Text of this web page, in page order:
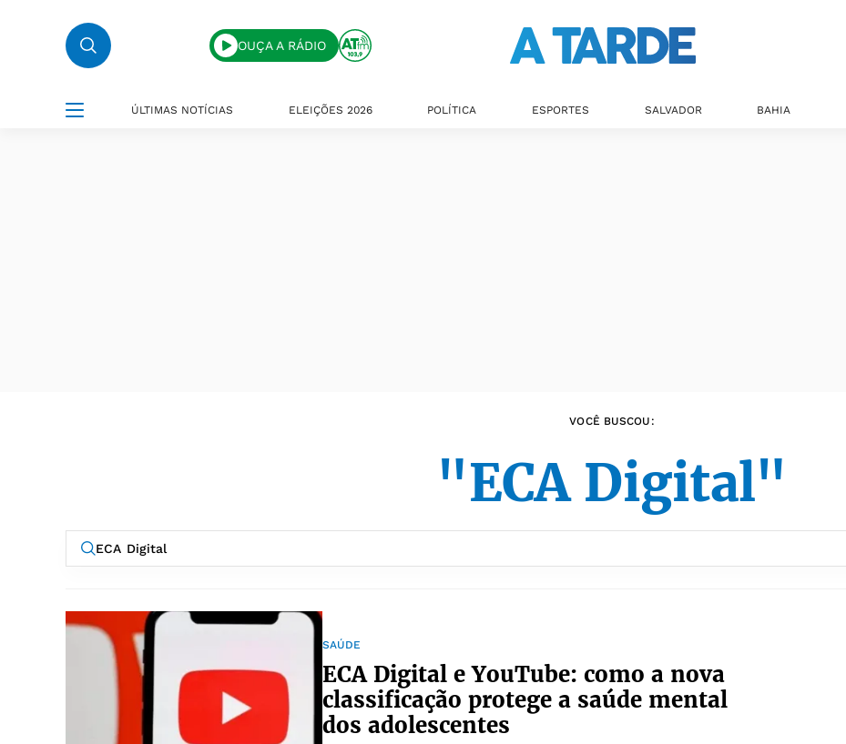
OUÇA A RÁDIO
ÚLTIMAS NOTÍCIAS ELEIÇÕES 2026 POLÍTICA ESPORTES SALVADOR BAHIA
VOCÊ BUSCOU:
"ECA Digital"
SAÚDE
ECA Digital e YouTube: como a nova
classificação protege a saúde mental
dos adolescentes